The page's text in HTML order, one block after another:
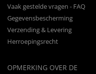
Vaak gestelde vragen - FAQ
Gegevensbescherming
Verzending & Levering
Herroepingsrecht
OPMERKING OVER DE